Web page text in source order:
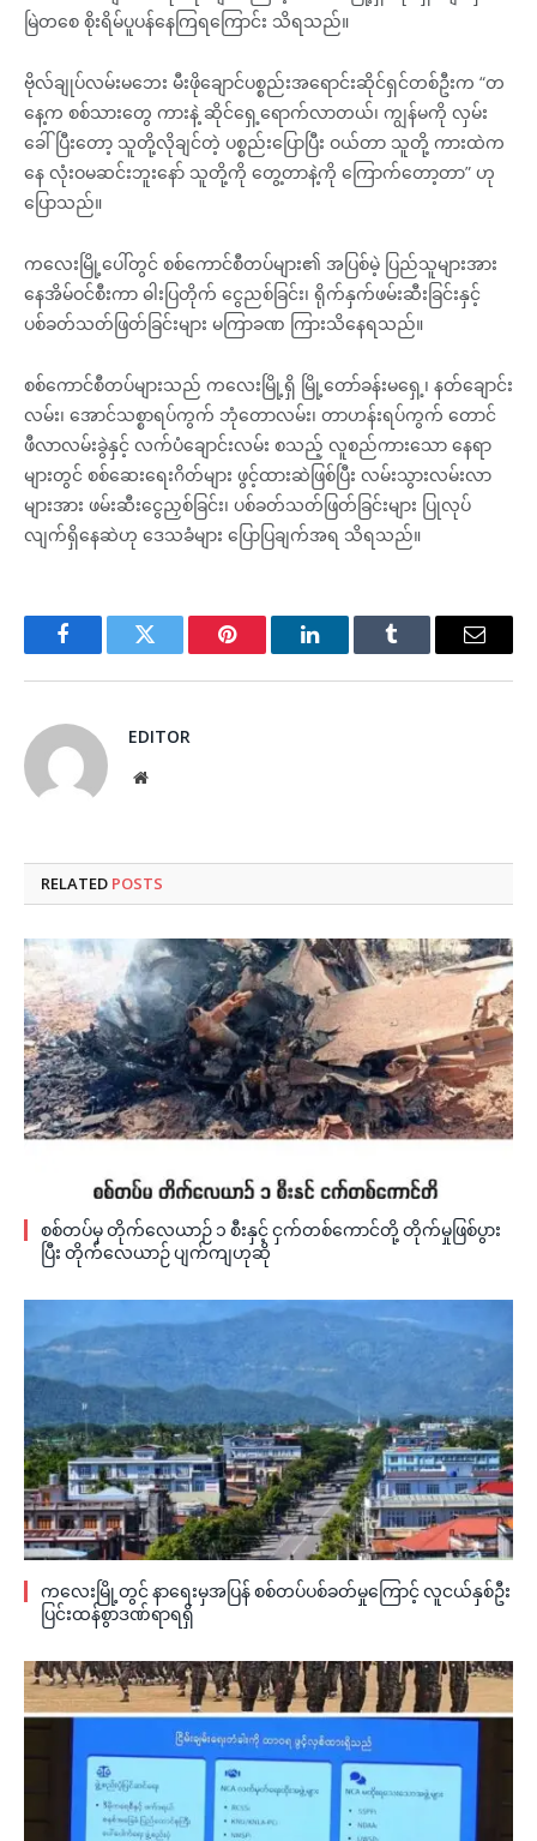
မြဲတစေ စိုးရိမ်ပူပန်နေကြရကြောင်း သိရသည်။
ဗိုလ်ချုပ်လမ်းမဘေး မီးဖိုချောင်ပစ္စည်းအရောင်းဆိုင်ရှင်တစ်ဦးက “တ
နေ့က စစ်သားတွေ ကားနဲ့ ဆိုင်ရှေ့ရောက်လာတယ်၊ ကျွန်မကို လှမ်း
ခေါ်ပြီးတော့ သူတို့လိုချင်တဲ့ ပစ္စည်းပြောပြီး ဝယ်တာ သူတို့ ကားထဲက
နေ လုံးဝမဆင်းဘူးနော် သူတို့ကို တွေ့တာနဲ့ကို ကြောက်တော့တာ” ဟု
ပြောသည်။
ကလေးမြို့ပေါ်တွင် စစ်ကောင်စီတပ်များ၏ အပြစ်မဲ့ ပြည်သူများအား
နေအိမ်ဝင်စီးကာ ဓါးပြတိုက် ငွေညစ်ခြင်း၊ ရိုက်နှက်ဖမ်းဆီးခြင်းနှင့်
ပစ်ခတ်သတ်ဖြတ်ခြင်းများ မကြာခဏ ကြားသိနေရသည်။
စစ်ကောင်စီတပ်များသည် ကလေးမြို့ရှိ မြို့တော်ခန်းမရှေ့၊ နတ်ချောင်း
လမ်း၊ အောင်သစ္စာရပ်ကွက် ဘုံတောလမ်း၊ တာဟန်းရပ်ကွက် တောင်
ဖီလာလမ်းခွဲနှင့် လက်ပံချောင်းလမ်း စသည့် လူစည်ကားသော နေရာ
များတွင် စစ်ဆေးရေးဂိတ်များ ဖွင့်ထားဆဲဖြစ်ပြီး လမ်းသွားလမ်းလာ
များအား ဖမ်းဆီးငွေညှစ်ခြင်း၊ ပစ်ခတ်သတ်ဖြတ်ခြင်းများ ပြုလုပ်
လျက်ရှိနေဆဲဟု ဒေသခံများ ပြောပြချက်အရ သိရသည်။
FacebookTwitter Pinterest LinkedInTumblr Email
EDITOR
Website
RELATED POSTS
စစ်တပ်မှ တိုက်လေယာဉ် ၁ စီးနှင့် ငှက်တစ်ကောင်တို့ တိုက်မှုဖြစ်ပွား
ပြီး တိုက်လေယာဉ် ပျက်ကျဟုဆို
ကလေးမြို့တွင် နာရေးမှအပြန် စစ်တပ်ပစ်ခတ်မှုကြောင့် လူငယ်နှစ်ဦး
ပြင်းထန်စွာဒဏ်ရာရရှိ